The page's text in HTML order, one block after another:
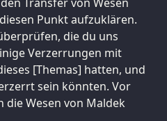
Punkt aufzuklären.
die du uns
Verzerrungen mit
[Themas] hatten, und
sein könnten. Vor
die Wesen von Maldek